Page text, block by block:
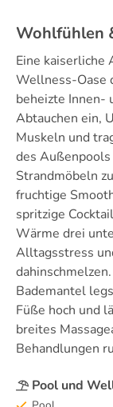
Wohlfühlen
Eine kaiserliche
Wellness-Oase
beheizte Innen-
Abtauchen ein,
Muskeln und
des
Strandmöbeln
fruchtige
spritzige
Wärme drei
Alltagsstress
Bademantel
Füße hoch und
breites
Behandlungen
Pool und